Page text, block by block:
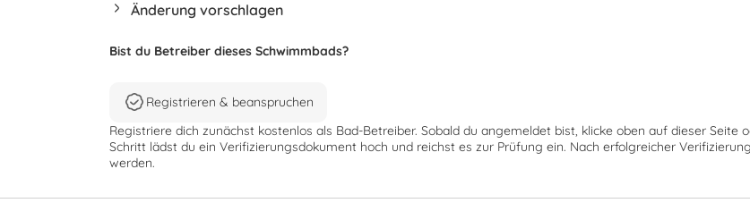
Änderung vorschlagen
Bist du Betreiber dieses Schwimmbads?
Registrieren & beanspruchen
Registriere dich zunächst kostenlos als Bad-Betreiber. Sobald du angemeldet bist, klicke oben auf dieser Seite
Schritt lädst du ein Verifizierungsdokument hoch und reichst es zur Prüfung ein. Nach erfolgreicher
werden.